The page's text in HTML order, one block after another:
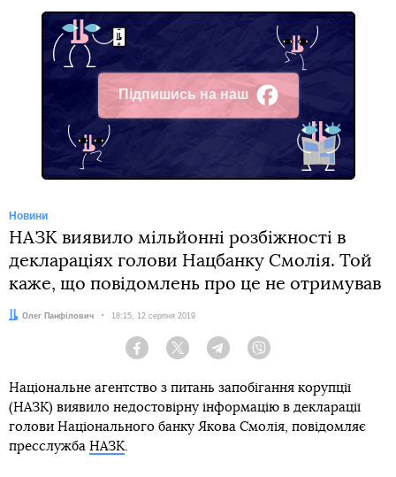
Підпишись на наш
Facebook
Новини
НАЗК виявило мільйонні розбіжності в
деклараціях голови Нацбанку Смолія. Той
каже, що повідомлень про це не отримував
Автор:
Олег Панфілович Дата:
18:15, 12 серпня 2019
Facebook Twitter Telegram
Національне агентство з питань запобігання корупції
(НАЗК) виявило недостовірну інформацію в декларації
голови Національного банку Якова Смолія, повідомляє
пресслужба НАЗК